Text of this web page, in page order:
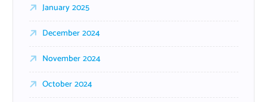
January 2025
December 2024
November 2024
October 2024